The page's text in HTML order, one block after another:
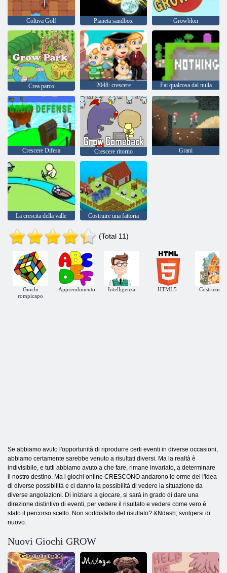
Coltiva Golf Pianeta sandbox Growblon
Crea parco 2048: crescere Fai qualcosa dal nulla
Crescere Difesa Crescere ritorno Grani
La crescita della valle Costruire una fattoria
(Total 11)
Giochi
rompicapo
Apprendimento Intelligenza HTML5 Costruzione
Se abbiamo avuto l'opportunità di riprodurre certi eventi in diverse occasioni,
abbiamo certamente sarebbe venuto a risultati diversi. Ma la realtà è
indivisibile, e tutti abbiamo avuto a che fare, rimane invariato, a determinare
il nostro destino. Ma i giochi online CRESCONO andarono le orme del l'idea
di diverse possibilità e ci danno la possibilità di vedere la situazione da
diverse angolazioni. Di iniziare a giocare, si sarà in grado di dare una
direzione distintivo di eventi, per vedere il risultato e vedere come vero è
stato il percorso scelto. Non soddisfatto del risultato? &Ndash; svolgersi di
nuovo.
Nuovi Giochi GROW